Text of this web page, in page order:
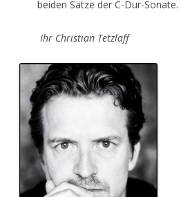
beiden Sätze der C-Dur-Sonate.
Ihr Christian Tetzlaff